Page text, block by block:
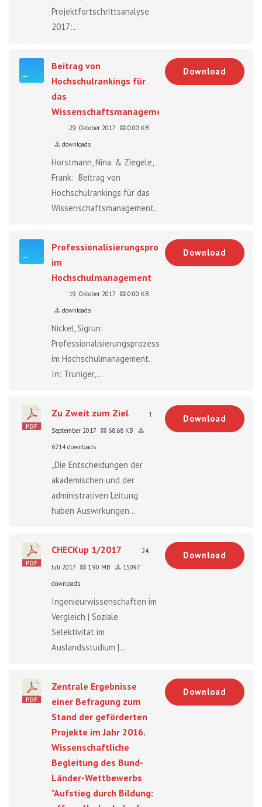
Projektfortschrittsanalyse
2017:...
Beitrag von
Hochschulrankings für
das
Wissenschaftsmanagement
29. Oktober 2017
0.00 KB
downloads
Horstmann, Nina. & Ziegele,
Frank: Beitrag von
Hochschulrankings für das
Wissenschaftsmanagement....
Download
Professionalisierungsprozesse
im
Hochschulmanagement
19. Oktober 2017
0.00 KB
downloads
Nickel, Sigrun:
Professionalisierungsprozesse
im Hochschulmanagement.
In: Truniger,...
Download
Zu Zweit zum Ziel
1.
September 2017
68.68 KB
6214 downloads
„Die Entscheidungen der
akademischen und der
administrativen Leitung
haben Auswirkungen...
Download
CHECKup 1/2017
24.
Juli 2017
1.90 MB
15097
downloads
Ingenieurwissenschaften im
Vergleich | Soziale
Selektivität im
Auslandsstudium |...
Download
Zentrale Ergebnisse
einer Befragung zum
Stand der geförderten
Projekte im Jahr 2016.
Wissenschaftliche
Begleitung des Bund-
Länder-Wettbewerbs
"Aufstieg durch Bildung:
Download